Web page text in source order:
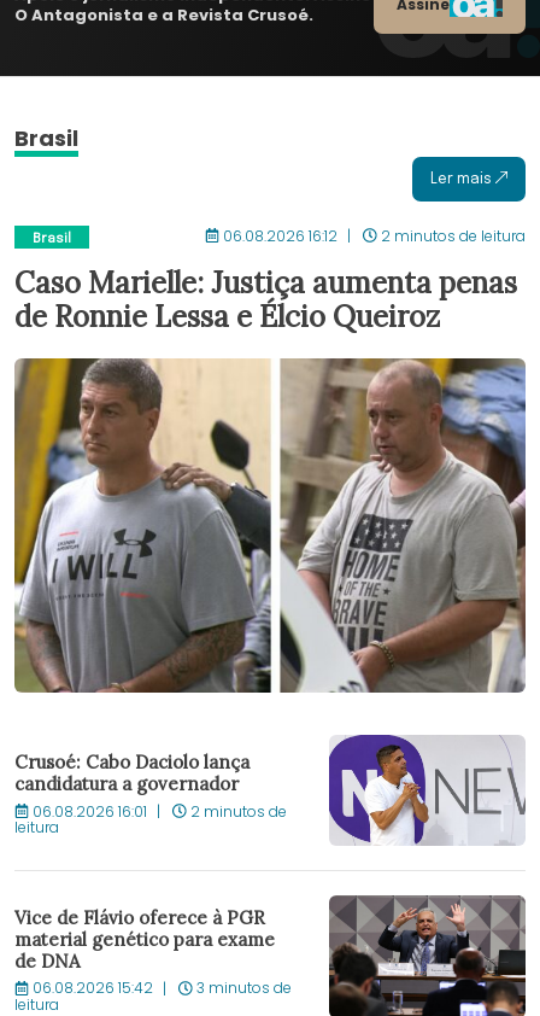
O Antagonista e a Revista Crusoé.
Brasil
Ler mais
Brasil 06.08.2026 16:12 2 minutos de leitura
Caso Marielle: Justiça aumenta penas
de Ronnie Lessa e Élcio Queiroz
Crusoé: Cabo Daciolo lança
candidatura a governador
06.08.2026 16:01 2 minutos de
leitura
Vice de Flávio oferece à PGR
material genético para exame
de DNA
06.08.2026 15:42 3 minutos de
leitura